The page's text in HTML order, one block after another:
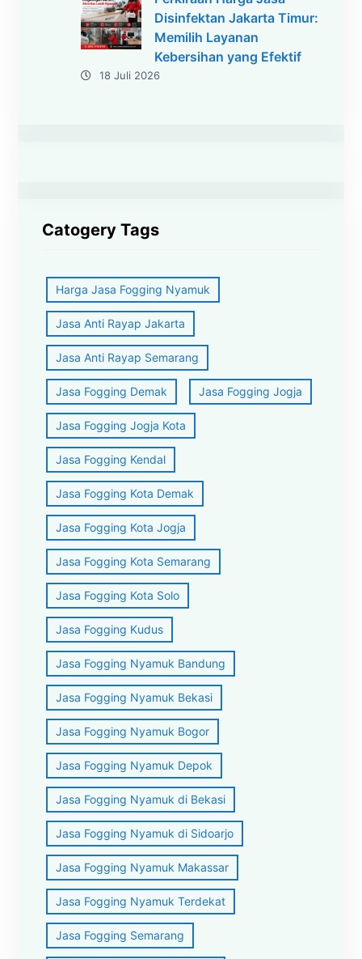
Disinfektan Jakarta Timur:
Memilih Layanan
Kebersihan yang Efektif
18 Juli 2026
Catogery Tags
Harga Jasa Fogging Nyamuk
Jasa Anti Rayap Jakarta
Jasa Anti Rayap Semarang
Jasa Fogging Demak Jasa Fogging Jogja
Jasa Fogging Jogja Kota
Jasa Fogging Kendal
Jasa Fogging Kota Demak
Jasa Fogging Kota Jogja
Jasa Fogging Kota Semarang
Jasa Fogging Kota Solo
Jasa Fogging Kudus
Jasa Fogging Nyamuk Bandung
Jasa Fogging Nyamuk Bekasi
Jasa Fogging Nyamuk Bogor
Jasa Fogging Nyamuk Depok
Jasa Fogging Nyamuk di Bekasi
Jasa Fogging Nyamuk di Sidoarjo
Jasa Fogging Nyamuk Makassar
Jasa Fogging Nyamuk Terdekat
Jasa Fogging Semarang